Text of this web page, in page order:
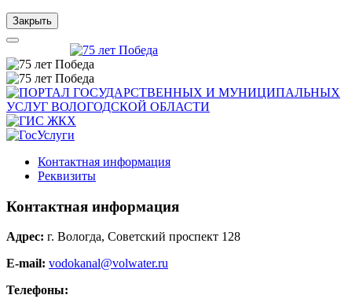
Закрыть
Контактная информация
Реквизиты
Контактная информация
Адрес: г. Вологда, Советский проспект 128
E-mail: vodokanal@volwater.ru
Телефоны: